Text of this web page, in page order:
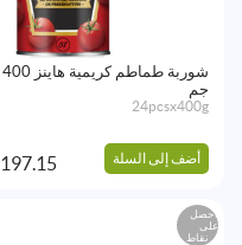
شوربة طماطم كريمية هاينز 400
جم
24pcsx400g
أضف إلى السلة 197.15
احصل
على
نقاط